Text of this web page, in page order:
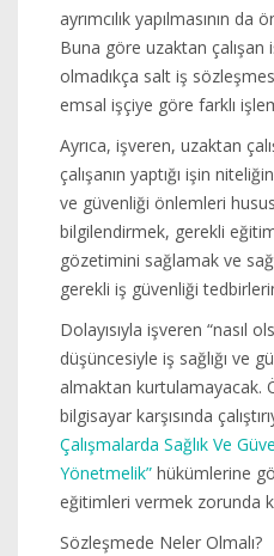
ayrımcılık yapılmasının da
Buna göre uzaktan çalışan
olmadıkça salt iş
emsal işçiye göre farklı
Ayrıca, işveren, uzaktan
çalışanın yaptığı işin
ve güvenliği önlemleri
bilgilendirmek, gerekli
gözetimini sağlamak ve
gerekli iş güvenliği
Dolayısıyla işveren “nasıl
düşüncesiyle iş sağlığı ve
almaktan kurtulamayacak.
bilgisayar karşısında
Çalışmalarda Sağlık Ve
Yönetmelik” hükümlerine
eğitimleri vermek zorunda
Sözleşmede Neler Olmalı?